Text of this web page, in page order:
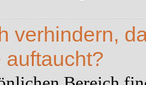
verhindern,